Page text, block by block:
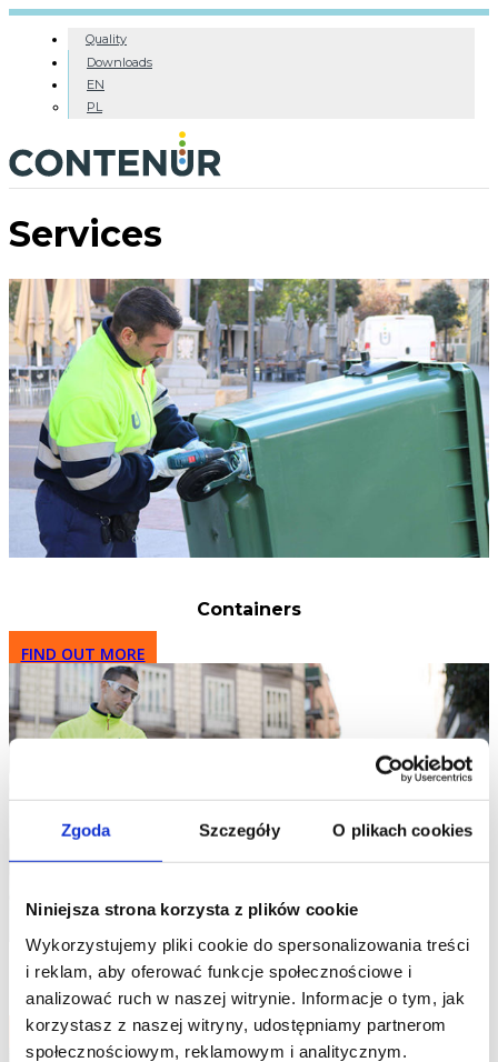
Zgoda Szczegóły O plikach cookies
Niniejsza strona korzysta z plików cookie
Wykorzystujemy pliki cookie do spersonalizowania treści
i reklam, aby oferować funkcje społecznościowe i
analizować ruch w naszej witrynie. Informacje o tym, jak
korzystasz z naszej witryny, udostępniamy partnerom
społecznościowym, reklamowym i analitycznym.
Quality
Downloads
EN
PL
Services
Containers
FIND OUT MORE
Litter Bins and Sanecan maintenance
FIND OUT MORE